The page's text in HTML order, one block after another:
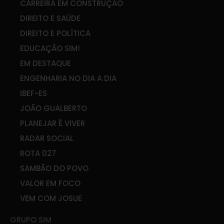
CARREIRA EM CONSTRUÇÃO
DIREITO E SAÚDE
DIREITO E POLÍTICA
EDUCAÇÃO SIM!
EM DESTAQUE
ENGENHARIA NO DIA A DIA
IBEF-ES
JOÃO GUALBERTO
PLANEJAR É VIVER
RADAR SOCIAL
ROTA 027
SAMBÃO DO POVO
VALOR EM FOCO
VEM COM JOSUE
GRUPO SIM